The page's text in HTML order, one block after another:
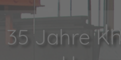
35 Jahre